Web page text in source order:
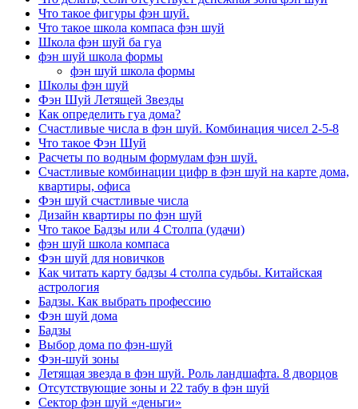
Что такое фигуры фэн шуй.
Что такое школа компаса фэн шуй
Школа фэн шуй ба гуа
фэн шуй школа формы
фэн шуй школа формы
Школы фэн шуй
Фэн Шуй Летящей Звезды
Как определить гуа дома?
Счастливые числа в фэн шуй. Комбинация чисел 2-5-8
Что такое Фэн Шуй
Расчеты по водным формулам фэн шуй.
Счастливые комбинации цифр в фэн шуй на карте дома,
квартиры, офиса
Фэн шуй счастливые числа
Дизайн квартиры по фэн шуй
Что такое Бадзы или 4 Столпа (удачи)
фэн шуй школа компаса
Фэн шуй для новичков
Как читать карту бадзы 4 столпа судьбы. Китайская
астрология
Бадзы. Как выбрать профессию
Фэн шуй дома
Бадзы
Выбор дома по фэн-шуй
Фэн-шуй зоны
Летящая звезда в фэн шуй. Роль ландшафта. 8 дворцов
Отсутствующие зоны и 22 табу в фэн шуй
Сектор фэн шуй «деньги»